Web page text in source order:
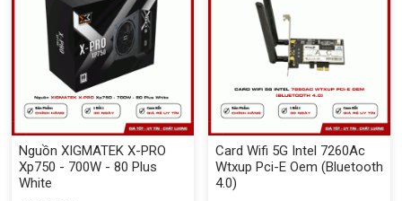
Nguồn XIGMATEK X-PRO
Xp750 - 700W - 80 Plus
White
Card Wifi 5G Intel 7260Ac
Wtxup Pci-E Oem (Bluetooth
4.0)